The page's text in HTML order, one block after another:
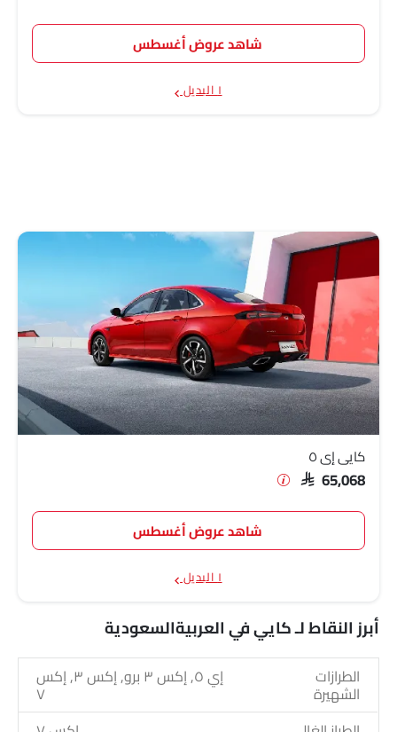
شاهد عروض أغسطس
١ البديل
كايي إي ٥
SAR 65,068
شاهد عروض أغسطس
١ البديل
أبرز النقاط لـ كايي في العربيةالسعودية
الطرازات
الشهيرة
إي ٥, إكس ٣ برو, إكس ٣, إكس
٧